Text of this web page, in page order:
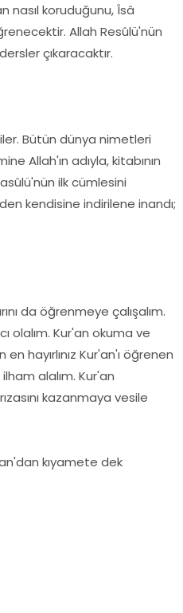
nasıl koruduğunu, Îsâ
Allah Resûlü'nün
çıkaracaktır.
Bütün dünya nimetleri
Allah'ın adıyla, kitabının
ilk cümlesini
da öğrenmeye çalışalım.
olalım. Kur'an okuma ve
alalım. Kur'an
kazanmaya vesile
kıyamete dek